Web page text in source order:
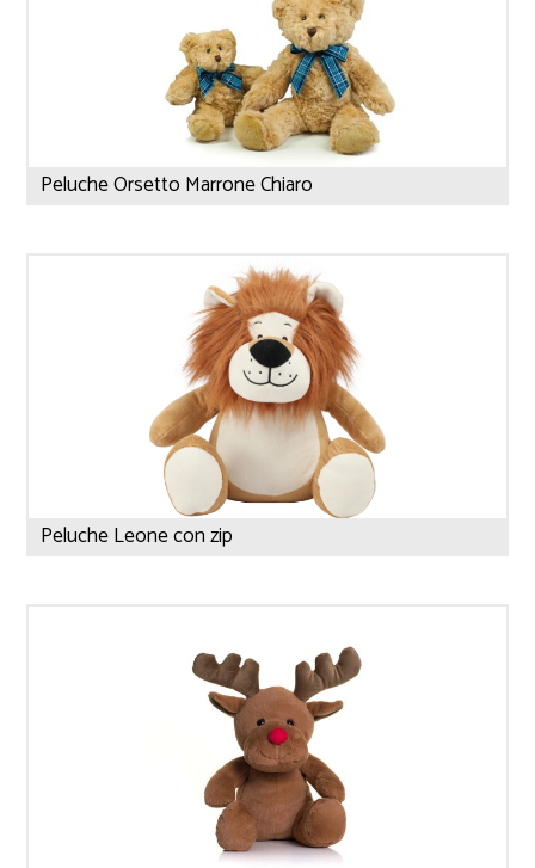
Peluche Orsetto Marrone Chiaro
Peluche Leone con zip